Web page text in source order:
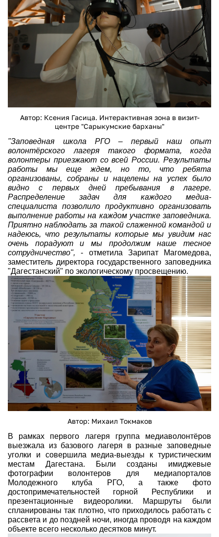
Автор: Ксения Гасица. Интерактивная зона в визит-
центре "Сарыкумские барханы"
"Заповедная школа РГО – первый наш опыт
волонтёрского лагеря такого формата, когда
волонтеры приезжают со всей России. Результаты
работы мы еще ждем, но то, что ребята
организованы, собраны и нацелены на успех было
видно с первых дней пребывания в лагере.
Распределение задач для каждого медиа-
специалиста позволило продуктивно организовать
выполнение работы на каждом участке заповедника.
Приятно наблюдать за такой слаженной командой и
надеюсь, что результаты которые мы увидим нас
очень порадуют и мы продолжим наше тесное
сотрудничество", - отметила Зарипат Магомедова,
заместитель директора государственного заповедника
"Дагестанский" по экологическому просвещению.
siergiejevicz2022-08-22_13-24-51.jpg
Автор: Михаил Токмаков
В рамках первого лагеря группа медиаволонтёров
выезжала из базового лагеря в разные заповедные
уголки и совершила медиа-выезды к туристическим
местам Дагестана. Были созданы имиджевые
фотографии волонтеров для медиапорталов
Молодежного клуба РГО, а также фото
достопримечательностей горной Республики и
презентационные видеоролики. Маршруты были
спланированы так плотно, что приходилось работать с
рассвета и до поздней ночи, иногда проводя на каждом
объекте всего несколько десятков минут.